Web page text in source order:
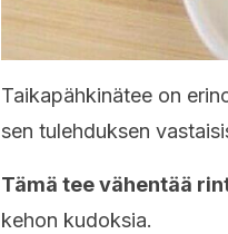
Taikapähkinätee on
sen tulehduksen
Tämä tee vähentää
kehon kudoksia.